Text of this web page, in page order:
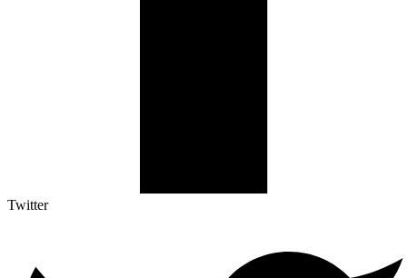
Twitter